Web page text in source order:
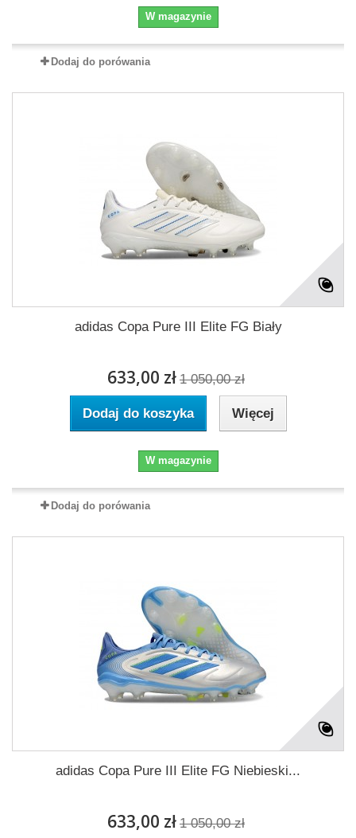
W magazynie
Dodaj do porówania
adidas Copa Pure III Elite FG Biały
633,00 zł 1 050,00 zł
Dodaj do koszyka Więcej
W magazynie
Dodaj do porówania
adidas Copa Pure III Elite FG Niebieski...
633,00 zł 1 050,00 zł